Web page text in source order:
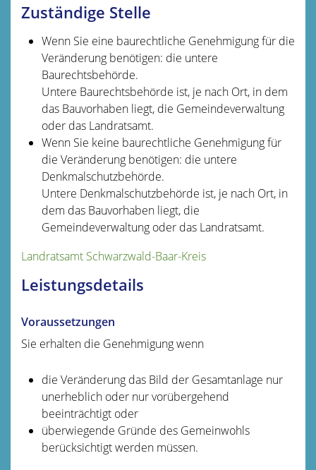
Zuständige Stelle
Wenn Sie eine baurechtliche Genehmigung für die
Veränderung benötigen: die untere
Baurechtsbehörde.
Untere Baurechtsbehörde ist, je nach Ort, in dem
das Bauvorhaben liegt, die Gemeindeverwaltung
oder das Landratsamt.
Wenn Sie keine baurechtliche Genehmigung für
die Veränderung benötigen: die untere
Denkmalschutzbehörde.
Untere Denkmalschutzbehörde ist, je nach Ort, in
dem das Bauvorhaben liegt, die
Gemeindeverwaltung oder das Landratsamt.
Landratsamt Schwarzwald-Baar-Kreis
Leistungsdetails
Voraussetzungen
Sie erhalten die Genehmigung wenn
die Veränderung das Bild der Gesamtanlage nur
unerheblich oder nur vorübergehend
beeinträchtigt oder
überwiegende Gründe des Gemeinwohls
berücksichtigt werden müssen.